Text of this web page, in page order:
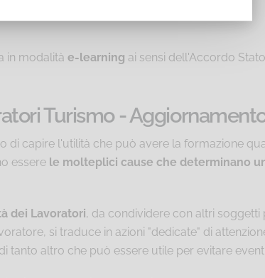
in modalità e-learning ai sensi dell'Accordo
Turismo -
di capire l'utilità che può avere la formazione
essere le molteplici cause che determinano
dei Lavoratori, da condividere con altri soggetti
si traduce in azioni "dedicate" di
altro che può essere utile per evitare